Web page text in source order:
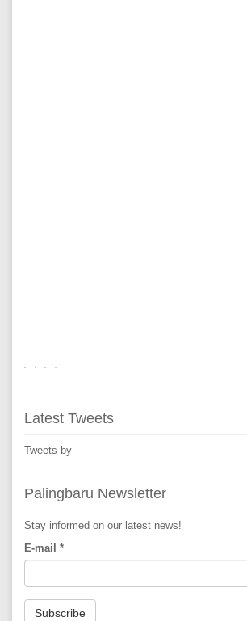
Latest Tweets
Tweets by
Palingbaru Newsletter
Stay informed on our latest news!
E-mail *
Subscribe